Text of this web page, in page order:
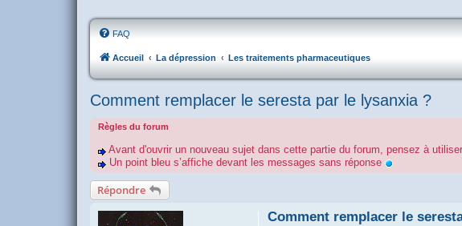
FAQ
Accueil La dépression Les traitements pharmaceutiques
Comment remplacer le seresta par le lysanxia ?
Règles du forum
Avant d'ouvrir un nouveau sujet dans cette partie du forum, pensez à utiliser
Un point bleu s’affiche devant les messages sans réponse
Répondre
Comment remplacer le